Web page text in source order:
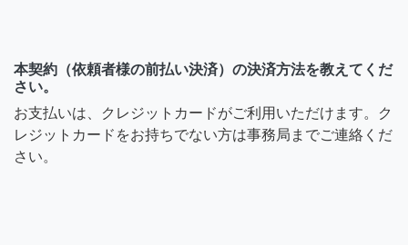
本契約（依頼者様の前払い決済）の決済方法を教えてくだ
さい。
お支払いは、クレジットカードがご利用いただけます。ク
レジットカードをお持ちでない方は事務局までご連絡くだ
さい。